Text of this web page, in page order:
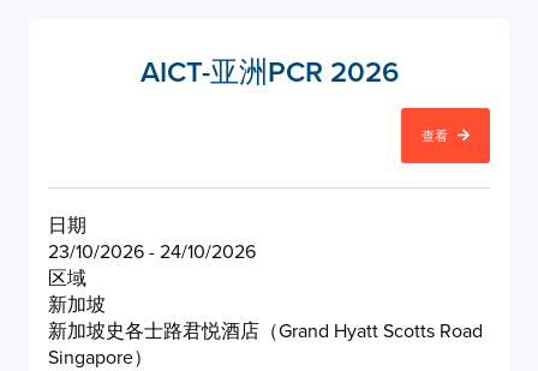
AICT-亚洲PCR 2026
查看
日期
23/10/2026 - 24/10/2026
区域
新加坡
新加坡史各士路君悦酒店（Grand Hyatt Scotts Road
Singapore）